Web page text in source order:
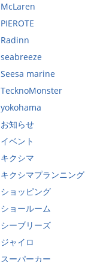
McLaren
PIEROTE
Radinn
seabreeze
Seesa marine
TecknoMonster
yokohama
お知らせ
イベント
キクシマ
キクシマプランニング
ショッピング
ショールーム
シーブリーズ
ジャイロ
スーパーカー